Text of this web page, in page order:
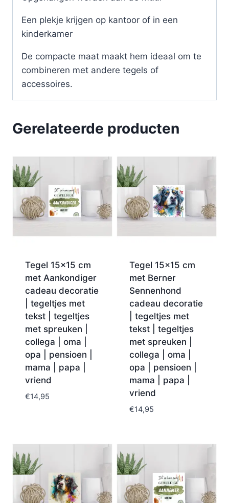
Een plekje krijgen op kantoor of in een
kinderkamer
De compacte maat maakt hem ideaal om te
combineren met andere tegels of
accessoires.
Gerelateerde producten
Tegel 15×15 cm
met Aankondiger
cadeau decoratie
| tegeltjes met
tekst | tegeltjes
met spreuken |
collega | oma |
opa | pensioen |
mama | papa |
vriend
€14,95
Tegel 15×15 cm
met Berner
Sennenhond
cadeau decoratie
| tegeltjes met
tekst | tegeltjes
met spreuken |
collega | oma |
opa | pensioen |
mama | papa |
vriend
€14,95